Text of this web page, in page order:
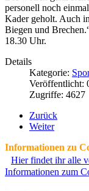
personell noch
Kader geholt. Auch
Biegen und
18.30 Uhr.
Details
Kategorie:
Veröffentlicht:
Zugriffe: 4627
Zurück
Weiter
Informationen zu
Hier findet ihr alle
Informationen zum